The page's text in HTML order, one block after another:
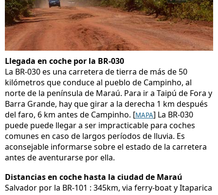
Llegada en coche por la BR-030
La BR-030 es una carretera de tierra de más de 50
kilómetros que conduce al pueblo de Campinho, al
norte de la península de Maraú. Para ir a Taipú de Fora y
Barra Grande, hay que girar a la derecha 1 km después
del faro, 6 km antes de Campinho. [MAPA] La BR-030
puede puede llegar a ser impracticable para coches
comunes en caso de largos períodos de lluvia. Es
aconsejable informarse sobre el estado de la carretera
antes de aventurarse por ella.
Distancias en coche hasta la ciudad de Maraú
Salvador por la BR-101 : 345km, via ferry-boat y Itaparica